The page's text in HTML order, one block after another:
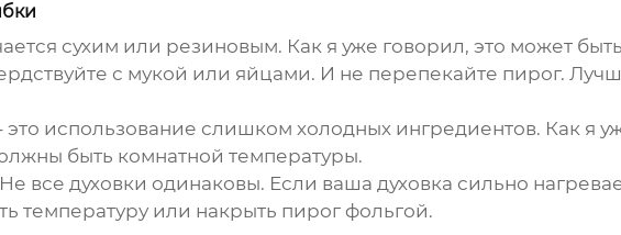
сухим или резиновым. Как я уже говорил, это может
с мукой или яйцами. И не перепекайте пирог.
использование слишком холодных ингредиентов. Как я
быть комнатной температуры.
все духовки одинаковы. Если ваша духовка сильно
температуру или накрыть пирог фольгой.